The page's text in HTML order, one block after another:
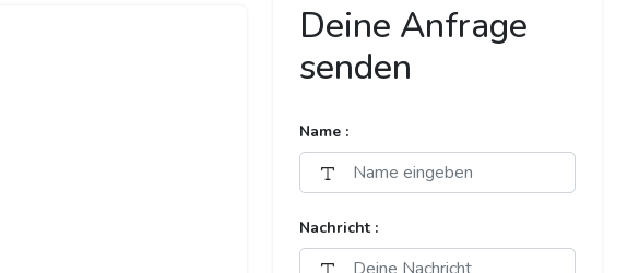
Deine Anfrage
senden
Name :
Nachricht :